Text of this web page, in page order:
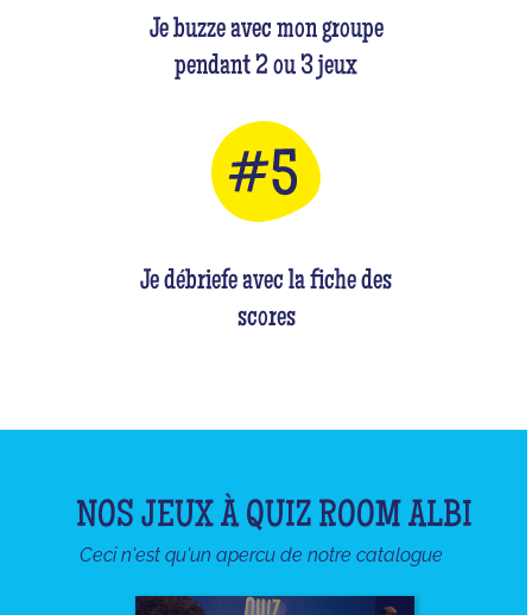
Je buzze avec mon groupe
pendant 2 ou 3 jeux
Je débriefe avec la fiche des
scores
NOS JEUX À QUIZ ROOM ALBI
Ceci n'est qu'un apercu de notre catalogue